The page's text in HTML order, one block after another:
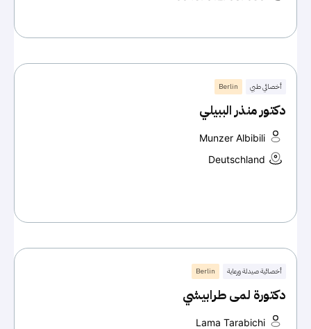
أخصائي طبي Berlin
دكتور منذر الببيلي
Munzer Albibili
Deutschland
أخصائية صيدلة ورعاية Berlin
دكتورة لمى طرابيشي
Lama Tarabichi